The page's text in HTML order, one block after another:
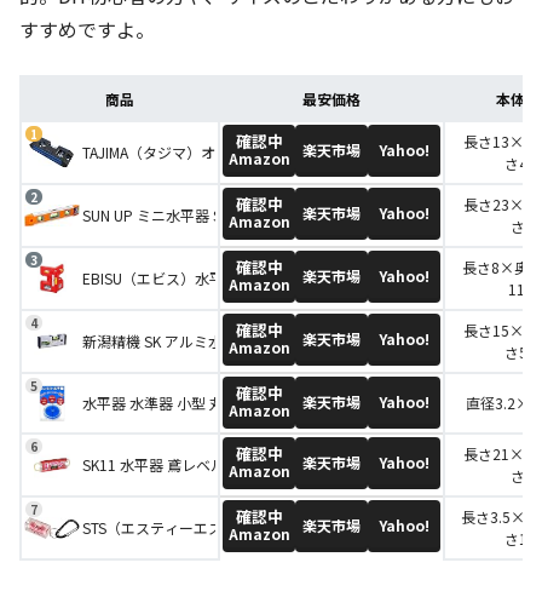
すすめですよ。
商品 最安価格 本体
TAJIMA（タジマ）オプティマレベル 130mm ブルー OPT-130B
確認中
Amazon 楽天市場 Yahoo!
長さ13×
さ
SUN UP ミニ水平器 SLV-230
確認中
Amazon 楽天市場 Yahoo!
長さ23×
さ
EBISU（エビス）水平器 ポストレベル ED-POSMR 鉛直出し用 レッド
確認中
Amazon 楽天市場 Yahoo!
長さ8×奥
新潟精機 SK アルミ水平器 マグネット付 150mm ALM-150
確認中
Amazon 楽天市場 Yahoo!
長さ15×
さ
水平器 水準器 小型 丸形 ミニ 目盛り付き 青
確認中
Amazon 楽天市場 Yahoo! 直径3.2×
SK11 水平器 鳶レベル プレミアムカラー レッド SED-TBP-MTR
確認中
Amazon 楽天市場 Yahoo!
長さ21×
さ
STS（エスティーエス） キーホルダー型水平器 WS35P WS35P
確認中
Amazon 楽天市場 Yahoo!
長さ3.5×
さ